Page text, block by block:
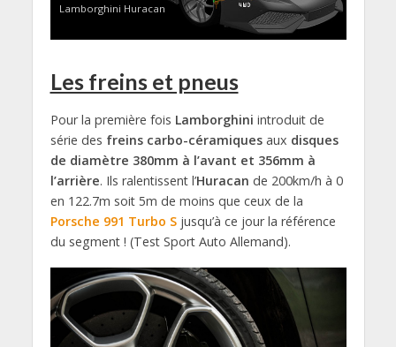
Lamborghini Huracan
Les freins et pneus
Pour la première fois Lamborghini introduit de
série des freins carbo-céramiquesaux disques
de diamètre 380mm à l’avant et 356mm à
l’arrière. Ils ralentissent l’Huracan de 200km/h à 0
en 122.7m soit 5m de moins que ceux de la
Porsche 991 Turbo Sjusqu’à ce jour la référence
du segment ! (Test Sport Auto Allemand).